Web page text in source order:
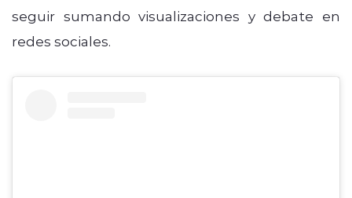
seguir sumando visualizaciones y debate en
redes sociales.